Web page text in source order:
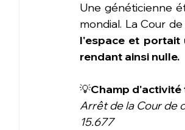
Une généticienne
mondial. La Cour
l'espace et portait
rendant ainsi nulle.
💡Champ
Arrêt de la Cour de
15.677